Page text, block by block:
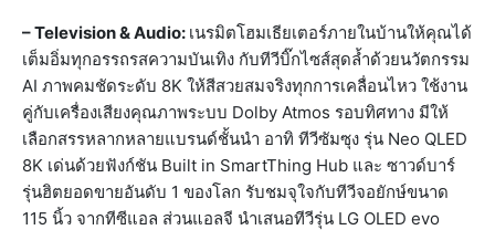
– Television & Audio: เนรมิตโฮมเธียเตอร์ภายในบ้านให้คุณได้
เต็มอิ่มทุกอรรถรสความบันเทิง กับทีวีบิ๊กไซส์สุดล้ำด้วยนวัตกรรม
AI ภาพคมชัดระดับ 8K ให้สีสวยสมจริงทุกการเคลื่อนไหว ใช้งาน
คู่กับเครื่องเสียงคุณภาพระบบ Dolby Atmos รอบทิศทาง มีให้
เลือกสรรหลากหลายแบรนด์ชั้นนำ อาทิ ทีวีซัมซุง รุ่น Neo QLED
8K เด่นด้วยฟังก์ชัน Built in SmartThing Hub และ ซาวด์บาร์
รุ่นฮิตยอดขายอันดับ 1 ของโลก รับชมจุใจกับทีวีจอยักษ์ขนาด
115 นิ้ว จากทีซีแอล ส่วนแอลจี นำเสนอทีวีรุ่น LG OLED evo